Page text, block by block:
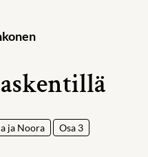
ja Noora Osa 3